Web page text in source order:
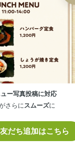
ー写真投稿に対応
さらにスムーズに
友だち追加はこちら